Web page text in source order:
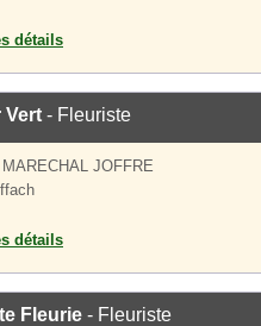
détails
Vert - Fleuriste
JOFFRE
détails
Fleurie - Fleuriste